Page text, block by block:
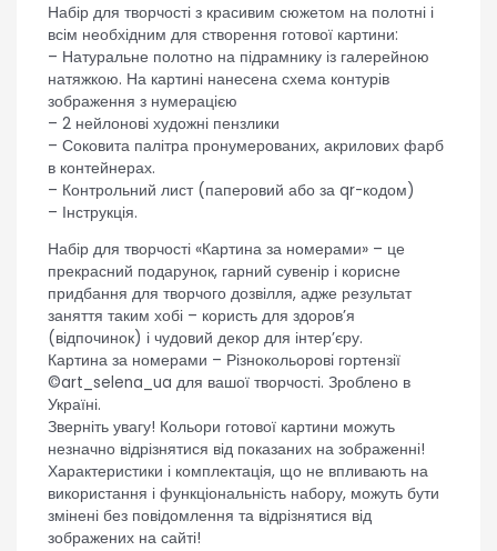
Набір для творчості з красивим сюжетом на полотні і
всім необхідним для створення готової картини:
– Натуральне полотно на підрамнику із галерейною
натяжкою. На картині нанесена схема контурів
зображення з нумерацією
– 2 нейлонові художні пензлики
– Соковита палітра пронумерованих, акрилових фарб
в контейнерах.
– Контрольний лист (паперовий або за qr-кодом)
– Інструкція.
Набір для творчості «Картина за номерами» – це
прекрасний подарунок, гарний сувенір і корисне
придбання для творчого дозвілля, адже результат
заняття таким хобі – користь для здоров’я
(відпочинок) і чудовий декор для інтер’єру.
Картина за номерами – Різнокольорові гортензії
©art_selena_ua для вашої творчості. Зроблено в
Україні.
Зверніть увагу! Кольори готової картини можуть
незначно відрізнятися від показаних на зображенні!
Характеристики і комплектація, що не впливають на
використання і функціональність набору, можуть бути
змінені без повідомлення та відрізнятися від
зображених на сайті!